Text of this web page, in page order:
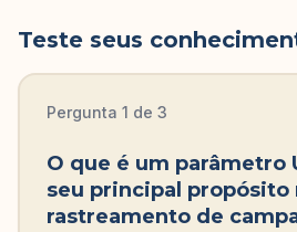
Teste seus
Pergunta 1 de 3
O que é um parâmetro
seu principal propósito
rastreamento de